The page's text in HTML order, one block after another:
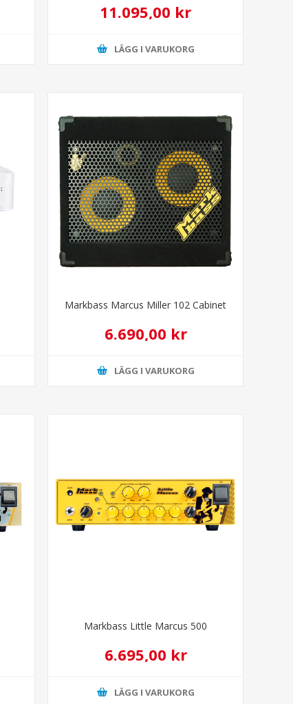
11.095,00 kr
LÄGG I VARUKORG
Markbass Marcus Miller 102 Cabinet
6.690,00 kr
LÄGG I VARUKORG
Markbass Little Marcus 500
6.695,00 kr
LÄGG I VARUKORG